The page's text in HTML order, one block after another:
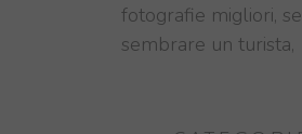
fotografie migliori,
sembrare un turista,